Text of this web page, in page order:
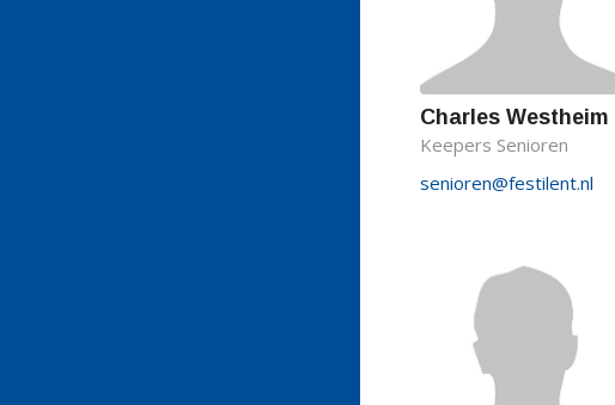
Charles Westheim
Keepers Senioren
senioren@festilent.nl